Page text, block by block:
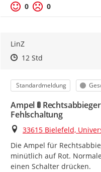
0 0
LinZ
Zeitpunkt des Erstellens
Zeitpunkt des Erstellens
12 StdZur Äußerung
Kategorie
Standardmeldung
Ampel 🚦
Fehlschaltung
Ort
33615 Bielefeld,
Die Ampel für
minütlich auf Rot.
einen Schalter drücken.